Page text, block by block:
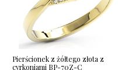
Pierścionek z żółtego złota z
cyrkoniami BP-70Z-C